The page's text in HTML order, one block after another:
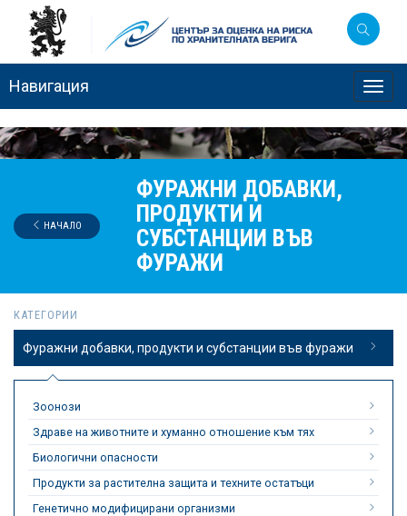
Навигация
ФУРАЖНИ ДОБАВКИ,
ПРОДУКТИ И
СУБСТАНЦИИ ВЪВ
ФУРАЖИ
НАЧАЛО
КАТЕГОРИИ
Фуражни добавки, продукти и субстанции във фуражи
Зоонози
Здраве на животните и хуманно отношение към тях
Биологични опасности
Продукти за растителна защита и техните остатъци
Генетично модифицирани организми